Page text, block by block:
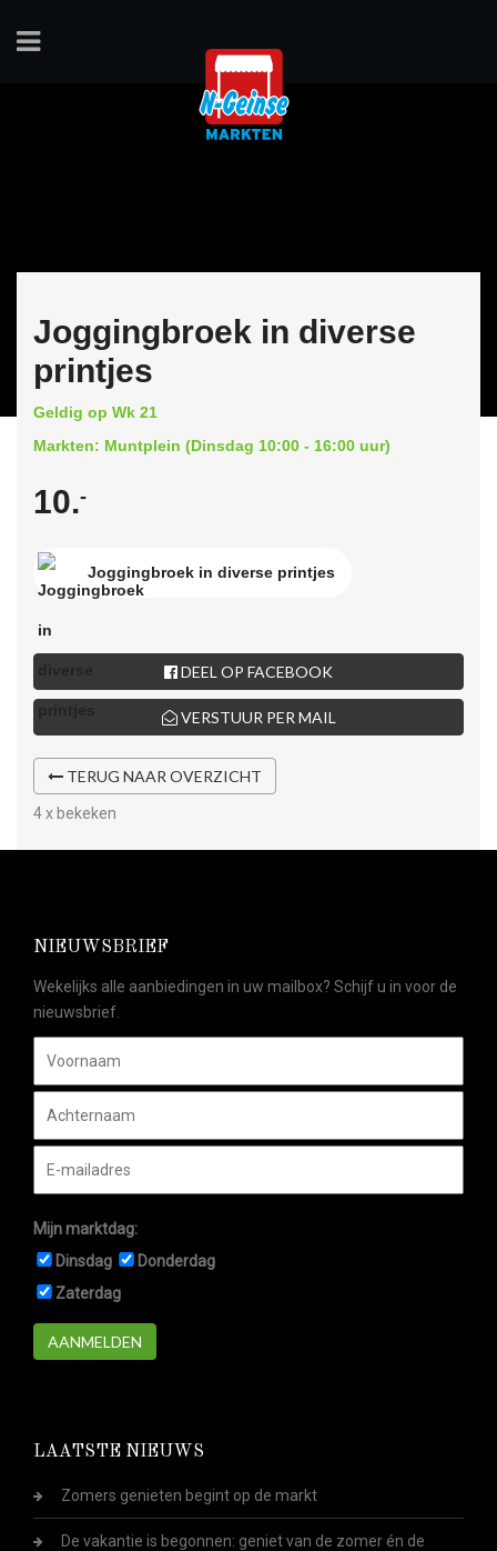
Joggingbroek in diverse
printjes
Geldig op Wk 21
Markten: Muntplein (Dinsdag 10:00 - 16:00 uur)
10.-
Joggingbroek in diverse printjes
DEEL OP FACEBOOK
VERSTUUR PER MAIL
TERUG NAAR OVERZICHT
4 x bekeken
NIEUWSBRIEF
Wekelijks alle aanbiedingen in uw mailbox? Schijf u in voor de
nieuwsbrief.
Mijn marktdag:
Dinsdag
Donderdag
Zaterdag
AANMELDEN
LAATSTE NIEUWS
Zomers genieten begint op de markt
De vakantie is begonnen: geniet van de zomer én de